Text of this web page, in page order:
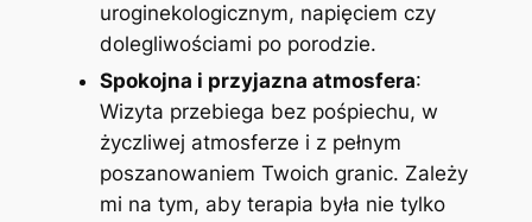
uroginekologicznym, napięciem czy
dolegliwościami po porodzie.
Spokojna i przyjazna atmosfera:
Wizyta przebiega bez pośpiechu, w
życzliwej atmosferze i z pełnym
poszanowaniem Twoich granic. Zależy
mi na tym, aby terapia była nie tylko